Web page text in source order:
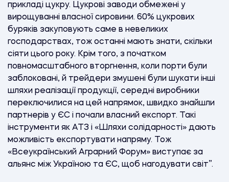
прикладі цукру. Цукрові заводи обмежені у
вирощуванні власної сировини. 60% цукрових
буряків закуповують саме в невеликих
господарствах, тож останні мають знати, скільки
сіяти цього року. Крім того, з початком
повномасштабного вторгнення, коли порти були
заблоковані, й трейдери змушені були шукати інші
шляхи реалізації продукції, середні виробники
переключилися на цей напрямок, швидко знайшли
партнерів у ЄС і почали власний експорт. Такі
інструменти як АТЗ і «Шляхи солідарності» дають
можливість експортувати напряму. Тож
«Всеукраїнський Аграрний Форум» виступає за
альянс між Україною та ЄС, щоб нагодувати світ”.